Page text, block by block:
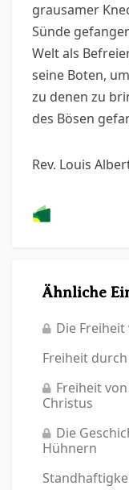
grausamer
Sünde
Welt als
seine Boten,
zu denen zu
des Bösen
Rev. Louis
Ähnliche
Die
Freiheit
Freiheit
Christus
Die
Hühnern